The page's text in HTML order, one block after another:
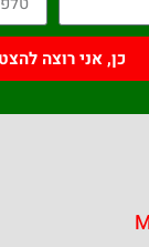
כן, אני רוצה